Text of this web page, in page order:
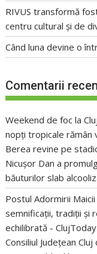
RIVUS transformă
centru cultural și de
Când luna devine o
Comentarii
Weekend de foc la
nopți tropicale rămân
Berea revine pe
Nicușor Dan a
băuturilor slab
Postul Adormirii
semnificații, tradiții și
echilibrată - ClujToday
Consiliul Județean